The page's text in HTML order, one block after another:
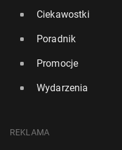
Ciekawostki
Poradnik
Promocje
Wydarzenia
REKLAMA